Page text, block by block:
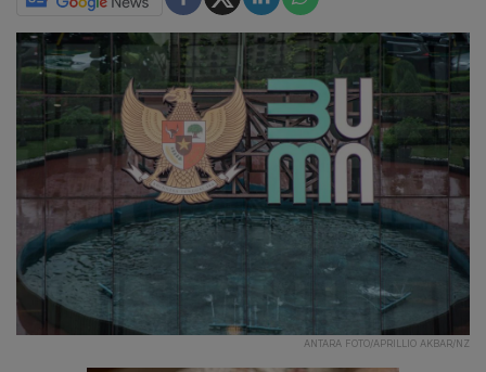
ANTARA FOTO/APRILLIO AKBAR/NZ